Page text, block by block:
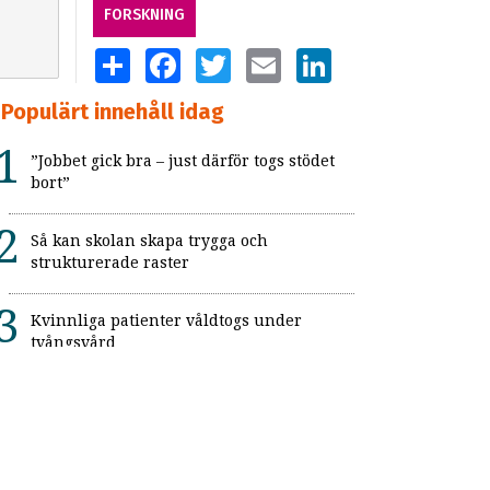
FORSKNING
SHARE FACEBOOKTWITTEREMAIL LINKEDIN
Populärt innehåll idag
”Jobbet gick bra – just därför togs stödet
bort”
Så kan skolan skapa trygga och
strukturerade raster
Kvinnliga patienter våldtogs under
tvångsvård